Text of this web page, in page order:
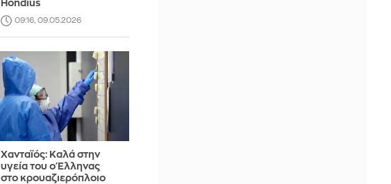
Hondius
09:16, 09.05.2026
Χανταϊός: Καλά στην
υγεία του ο Έλληνας
στο κρουαζιερόπλοιο